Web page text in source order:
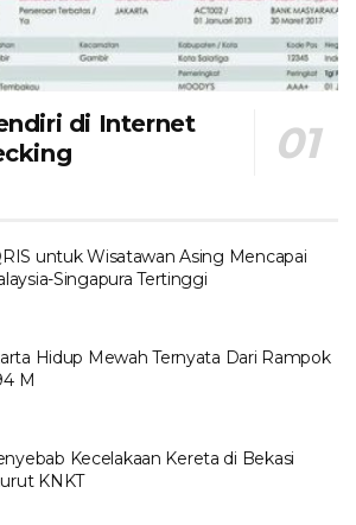
di Internet
untuk Wisatawan Asing Mencapai
Singapura Tertinggi
Hidup Mewah Ternyata Dari Rampok
M
Kecelakaan Kereta di Bekasi
KNKT